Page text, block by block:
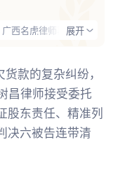
西名虎律师事务所
展开
款的复杂纠纷，
昌律师接受委托
股东责任、精准列
决六被告连带清